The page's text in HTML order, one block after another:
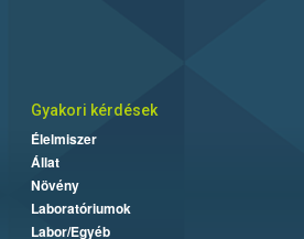
Gyakori kérdések
Élelmiszer
Állat
Növény
Laboratóriumok
Labor/Egyéb